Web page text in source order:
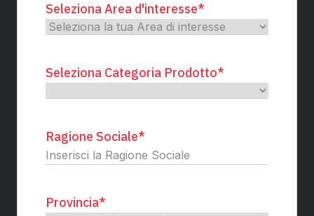
Seleziona Area d'interesse*
Seleziona Categoria Prodotto*
Ragione Sociale*
Provincia*